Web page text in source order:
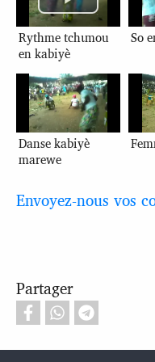
Rythme tchɩmou
en kabiyè
So
Danse kabiyè
marewe
Envoyez-nous vos
Partager